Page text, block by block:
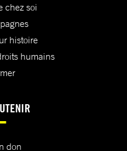
chez soi
histoire
humains
don